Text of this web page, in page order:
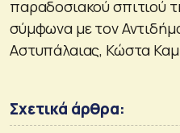
παραδοσιακού σπιτιού
σύμφωνα με τον
Αστυπάλαιας, Κώστα
Σχετικά άρθρα: